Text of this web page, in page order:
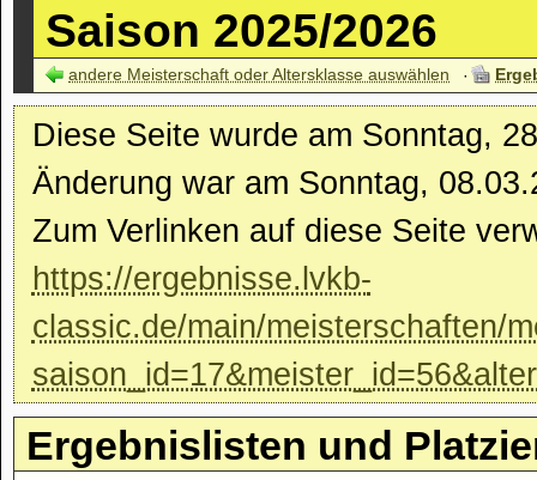
Saison 2025/2026
andere Meisterschaft oder Altersklasse auswählen
Diese Seite wurde am Sonntag,
Änderung war am Sonntag,
Zum Verlinken auf diese Seite
https://ergebnisse.lvkb-
classic.de/main/meisterschaften/
Ergebnislisten und